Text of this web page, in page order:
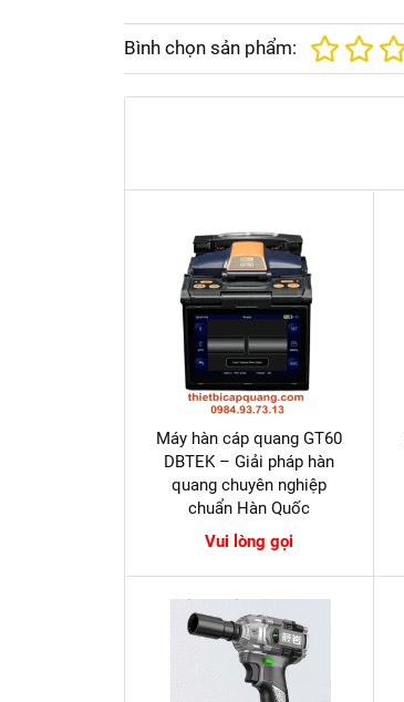
Bình chọn sản phẩm:
Máy hàn cáp quang GT60
DBTEK – Giải pháp hàn
quang chuyên nghiệp
chuẩn Hàn Quốc
Vui lòng gọi